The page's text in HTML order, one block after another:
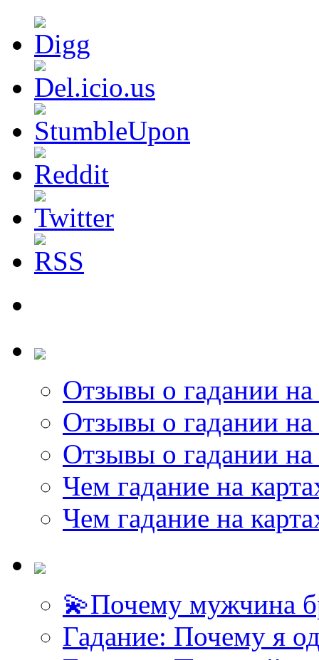
Отзывы о гадании на
Отзывы о гадании на
Отзывы о гадании на
Чем гадание на
Чем гадание на
💫Почему мужчина
Гадание: Почему я